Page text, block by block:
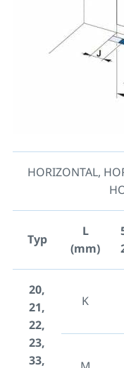
HORIZONTAL,
Typ
L
(mm)
20,
21,
22,
23,
33,
K